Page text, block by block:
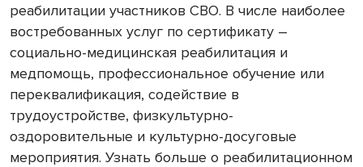
реабилитации участников СВО. В числе наиболее
востребованных услуг по сертификату –
социально-медицинская реабилитация и
медпомощь, профессиональное обучение или
переквалификация, содействие в
трудоустройстве, физкультурно-
оздоровительные и культурно-досуговые
мероприятия. Узнать больше о реабилитационном